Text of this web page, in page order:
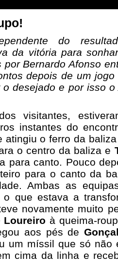
do
da vitória para
por Bernardo Afonso
depois de um
desejado e por isso
visitantes,
instantes do
atingiu o ferro da
o centro da baliza e
para canto. Pouco
para o canto da
Ambas as
o que estava a
novamente muito
Loureiro à queima-
aos pés de
um míssil que só
cima da linha e